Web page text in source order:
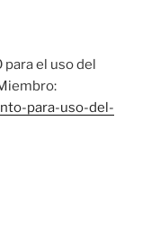
para el uso del
para-uso-del-